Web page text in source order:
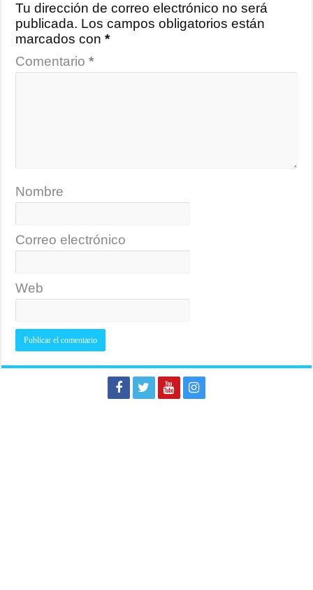
Tu dirección de correo electrónico no será
publicada. Los campos obligatorios están
marcados con*
Comentario*
Nombre
Correo electrónico
Web